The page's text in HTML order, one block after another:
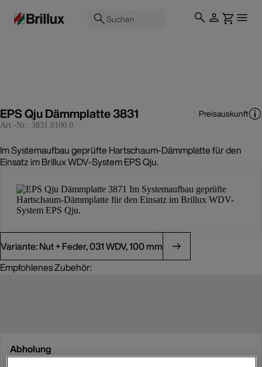
Suchen
EPS Qju Dämmplatte 3831
Art.-Nr.: 3831.0100.0
Preisauskunft
Im Systemaufbau geprüfte Hartschaum-Dämmplatte für den
Einsatz im Brillux WDV-System EPS Qju.
Variante: Nut + Feder, 031 WDV, 100 mm
Empfohlenes Zubehör:
Abholung
Für Verfügbarkeiten bitteanmelden